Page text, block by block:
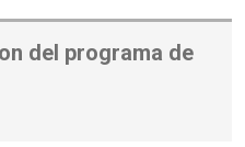
del programa de